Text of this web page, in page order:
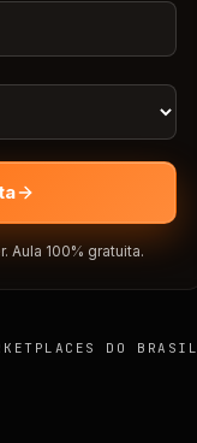
Aula 100% gratuita.
DO